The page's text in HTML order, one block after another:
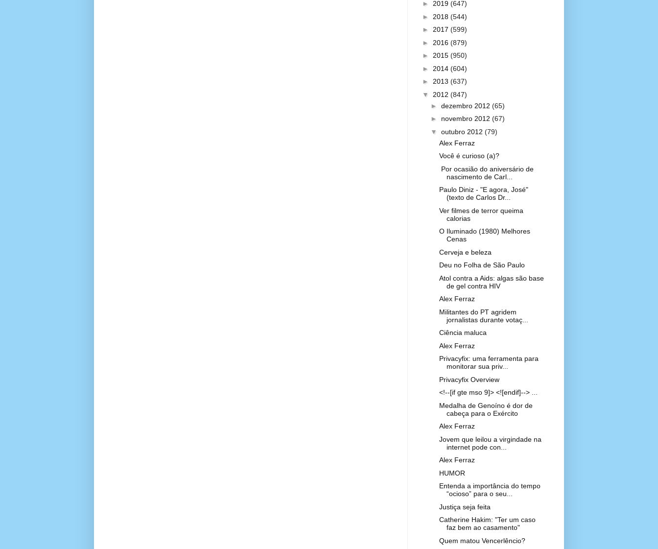
► 2019 (647)
► 2018 (544)
► 2017 (599)
► 2016 (879)
► 2015 (950)
► 2014 (604)
► 2013 (637)
▼ 2012 (847)
► dezembro 2012 (65)
► novembro 2012 (67)
▼ outubro 2012 (79)
Alex Ferraz
Você é curioso (a)?
Por ocasião do aniversário de
nascimento de Carl...
Paulo Diniz - "E agora, José"
(texto de Carlos Dr...
Ver filmes de terror queima
calorias
O Iluminado (1980) Melhores
Cenas
Cerveja e beleza
Deu no Folha de São Paulo
Atol contra a Aids: algas são base
de gel contra HIV
Alex Ferraz
Militantes do PT agridem
jornalistas durante votaç...
Ciência maluca
Alex Ferraz
Privacyfix: uma ferramenta para
monitorar sua priv...
Privacyfix Overview
<!--[if gte mso 9]> <![endif]--> ...
Medalha de Genoíno é dor de
cabeça para o Exército
Alex Ferraz
Jovem que leilou a virgindade na
internet pode con...
Alex Ferraz
HUMOR
Entenda a importância do tempo
“ocioso” para o seu...
Justiça seja feita
Catherine Hakim: "Ter um caso
faz bem ao casamento"
Quem matou Vencerlêncio?